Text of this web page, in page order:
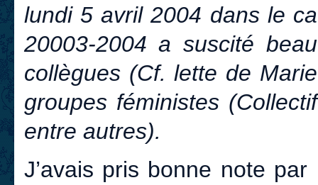
lundi 5 avril 2004 dans le
20003-2004 a suscité
collègues (Cf. lette de
groupes féministes
entre autres).
J’avais pris bonne note